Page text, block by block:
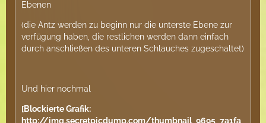
Ebenen
(die Antz werden zu beginn nur die unterste Ebene zur
verfügung haben, die restlichen werden dann einfach
durch anschließen des unteren Schlauches zugeschaltet)
Und hier nochmal
[Blockierte Grafik:
http://img.secretpicdump.com/thumbnail_9695_7a1fa